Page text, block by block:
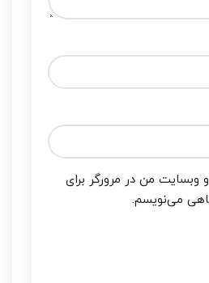
وبسایت من در مرورگر برای
می‌نویسم.